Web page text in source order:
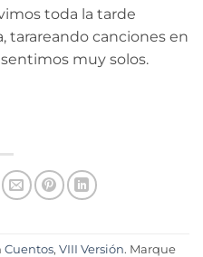
toda la tarde
tarareando canciones en
muy solos.
Cuentos, VIII Versión. Marque